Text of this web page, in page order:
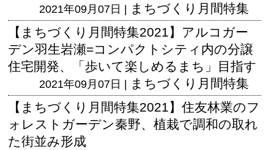
2021年09月07日 | まちづくり月間特集
【まちづくり月間特集2021】アルコガー
デン羽生岩瀬=コンパクトシティ内の分譲
住宅開発、「歩いて楽しめるまち」目指す
2021年09月07日 | まちづくり月間特集
【まちづくり月間特集2021】住友林業のフ
ォレストガーデン秦野、植栽で調和の取れ
た街並み形成